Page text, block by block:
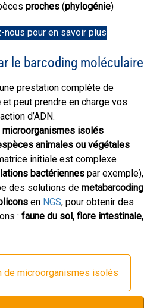
proches (phylogénie)
nous pour en savoir plus
le barcoding moléculaire
prestation complète de
et peut prendre en charge vos
d’ADN.
microorganismes isolés
animales ou végétales
initiale est complexe
bactériennes par exemple),
des solutions de metabarcoding
en NGS, pour obtenir des
: faune du sol, flore intestinale,
de microorganismes isolés